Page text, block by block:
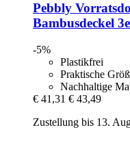
Pebbly
Bambusdeckel
-5%
Plastikfrei
Praktische
Nachhaltige
€ 41,31 € 43,49
Zustellung bis 13.